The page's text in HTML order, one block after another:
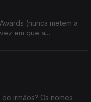
(nunca metem a
em que a
irmãos? Os nomes